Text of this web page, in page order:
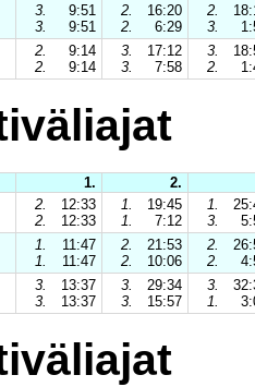
3. 9:51 2. 16:20 2.
3.
9:51 2. 6:29 3.
2. 9:14 3. 17:12 3.
2.
9:14 3. 7:58 2.
1.
2.
2. 12:33 1. 19:45 1.
2.
12:33 1. 7:12 3.
1. 11:47 2. 21:53 2.
1.
11:47 2. 10:06 2.
3. 13:37 3. 29:34 3.
3.
13:37 3. 15:57 1.